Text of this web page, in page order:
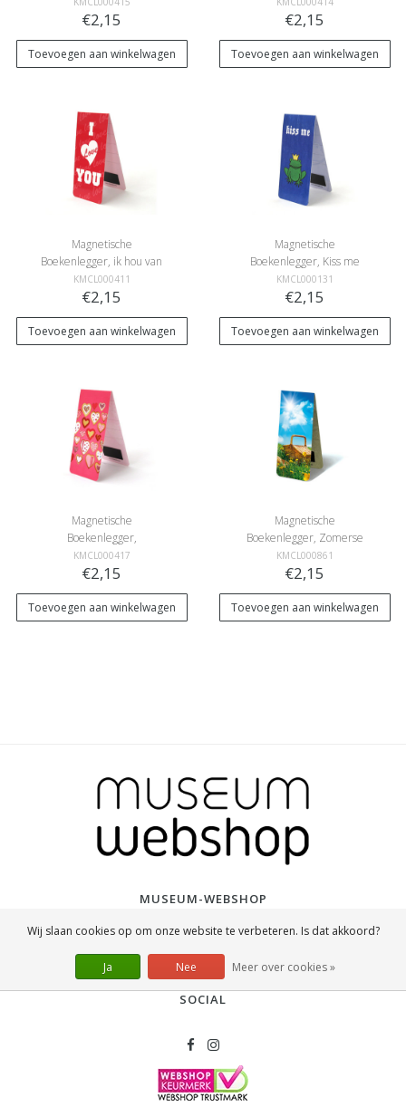
€2,15
Toevoegen aan winkelwagen
€2,15
Toevoegen aan winkelwagen
Magnetische
Boekenlegger, ik hou van
jou
KMCL000411
€2,15
Toevoegen aan winkelwagen
Magnetische
Boekenlegger, Kiss me
,Kikker
KMCL000131
€2,15
Toevoegen aan winkelwagen
Magnetische
Boekenlegger,
Hartvormige koekjes
KMCL000417
€2,15
Toevoegen aan winkelwagen
Magnetische
Boekenlegger, Zomerse
picknick
KMCL000861
€2,15
Toevoegen aan winkelwagen
MUSEUM-WEBSHOP
De Museum Webshop is onderdeel van Lanzfeld Editions, een
is op het gebied van museum merchandise.
SOCIAL
Wij slaan cookies op om onze website te verbeteren. Is dat akkoord?
Ja Nee Meer over cookies »